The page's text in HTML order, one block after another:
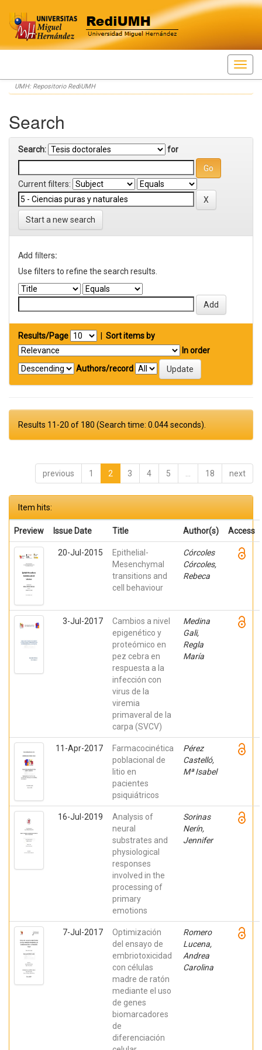
Skip
navigation
UMH: Repositorio RediUMH
Search
Search: for
Current filters:
Start a new search
Add filters:
Use filters to refine the search results.
Results/Page
Sort items by
In order
Authors/record
Results 11-20 of 180 (Search time: 0.044 seconds).
previous 1 2 3 4 5 18 next
Item hits:
Preview Issue Date Title Author(s) Access
20-Jul-2015
Epithelial-
Mesenchymal
transitions and
cell behaviour
Córcoles
Córcoles,
Rebeca
3-Jul-2017
Cambios a nivel
epigenético y
proteómico en
pez cebra en
respuesta a la
infección con
virus de la
viremia
primaveral de la
carpa (SVCV)
Medina
Gali,
Regla
María
11-Apr-2017
Farmacocinética
poblacional de
litio en
pacientes
psiquiátricos
Pérez
Castelló,
Mª Isabel
16-Jul-2019
Analysis of
neural
substrates and
physiological
responses
involved in the
processing of
primary
emotions
Sorinas
Nerín,
Jennifer
7-Jul-2017
Optimización
del ensayo de
embriotoxicidad
con células
madre de ratón
mediante el uso
de genes
biomarcadores
de
diferenciación
Romero
Lucena,
Andrea
Carolina